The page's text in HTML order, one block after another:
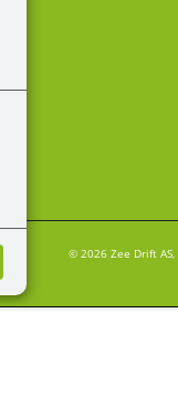
© 2026 Zee Drift